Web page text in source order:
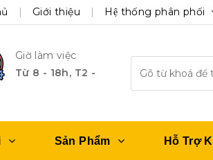
Giới thiệu Hệ thống phân phối
Giờ làm việc
Từ 8 - 18h, T2 -
Sản Phẩm Hỗ Trợ